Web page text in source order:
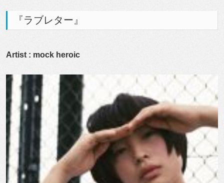
『ラブレター』
Artist : mock heroic